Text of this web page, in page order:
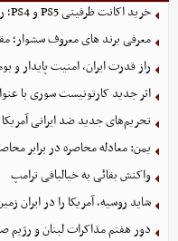
خرید اکانت ظرفیتی PS5 و PS4؛ راهی اقتصادی برای تجربه بازی‌های محبوب
معرفی برند های معروف سشوار؛
راز قدرت ایران، امنیت پایدار و
اثر جدید کارتونیست سوری با
تحریم‌های جدید ضد ایرانی آمریکا
یمن: معادله محاصره در برابر
واکنش بقائی به خیالبافی ترامپ
شاید روسیه، آمریکا را در ایران
دور هفتم مذاکرات لبنان و رژیم